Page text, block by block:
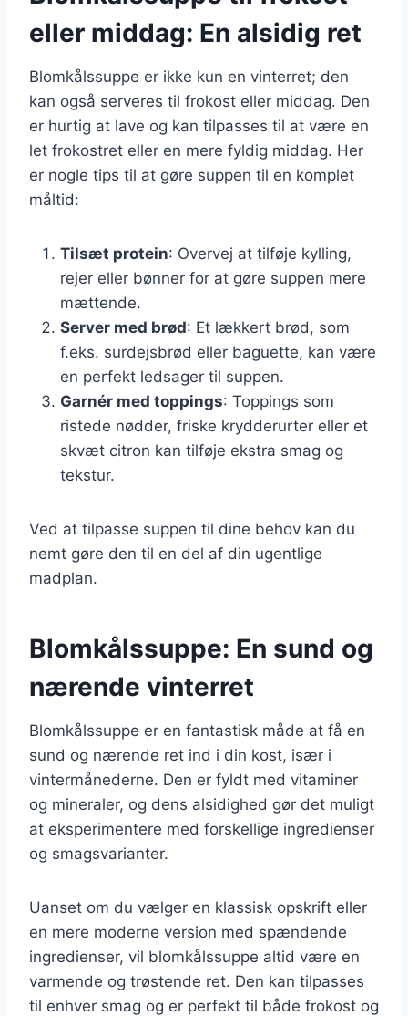
eller middag: En alsidig ret
Blomkålssuppe er ikke kun en vinterret; den
kan også serveres til frokost eller middag. Den
er hurtig at lave og kan tilpasses til at være en
let frokostret eller en mere fyldig middag. Her
er nogle tips til at gøre suppen til en komplet
måltid:
Tilsæt protein: Overvej at tilføje kylling,
rejer eller bønner for at gøre suppen mere
mættende.
Server med brød: Et lækkert brød, som
f.eks. surdejsbrød eller baguette, kan være
en perfekt ledsager til suppen.
Garnér med toppings: Toppings som
ristede nødder, friske krydderurter eller et
skvæt citron kan tilføje ekstra smag og
tekstur.
Ved at tilpasse suppen til dine behov kan du
nemt gøre den til en del af din ugentlige
madplan.
Blomkålssuppe: En sund og
nærende vinterret
Blomkålssuppe er en fantastisk måde at få en
sund og nærende ret ind i din kost, især i
vintermånederne. Den er fyldt med vitaminer
og mineraler, og dens alsidighed gør det muligt
at eksperimentere med forskellige ingredienser
og smagsvarianter.
Uanset om du vælger en klassisk opskrift eller
en mere moderne version med spændende
ingredienser, vil blomkålssuppe altid være en
varmende og trøstende ret. Den kan tilpasses
til enhver smag og er perfekt til både frokost og